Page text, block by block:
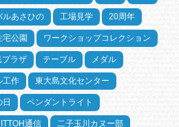
ルあさひの 工場見学 20周年
宅公園 ワークショップコレクション
プラザ テーブル メダル
工作 東大島文化センター
ペンダントライト
通信 二子玉川カヌー部